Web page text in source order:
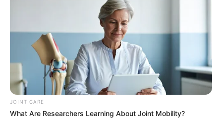
This Movie Is The Main Reason Ukraine Has Not
Lost To Russia
BRAINBERRIES
JOINT CARE
What Are Researchers Learning About Joint Mobility?